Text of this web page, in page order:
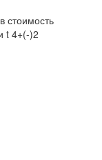
стоимость
t 4+(-)2